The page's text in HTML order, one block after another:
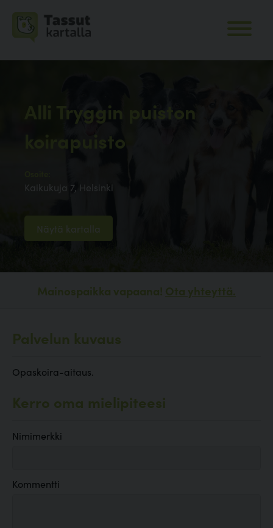
Alli Tryggin puiston
koirapuisto
Kaikukuja 7, Helsinki
Näytä kartalla
Mainospaikka vapaana! Ota yhteyttä.
Palvelun kuvaus
Opaskoira-aitaus.
Kerro oma mielipiteesi
Nimimerkki
Kommentti